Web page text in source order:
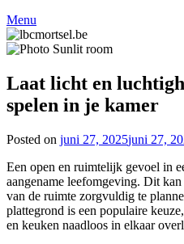
Menu
Laat licht en
spelen in je kamer
Posted on juni 27, 2025juni 27,
Een open en ruimtelijk gevoel in
aangename leefomgeving. Dit
van de ruimte zorgvuldig te
plattegrond is een populaire
en keuken naadloos in elkaar